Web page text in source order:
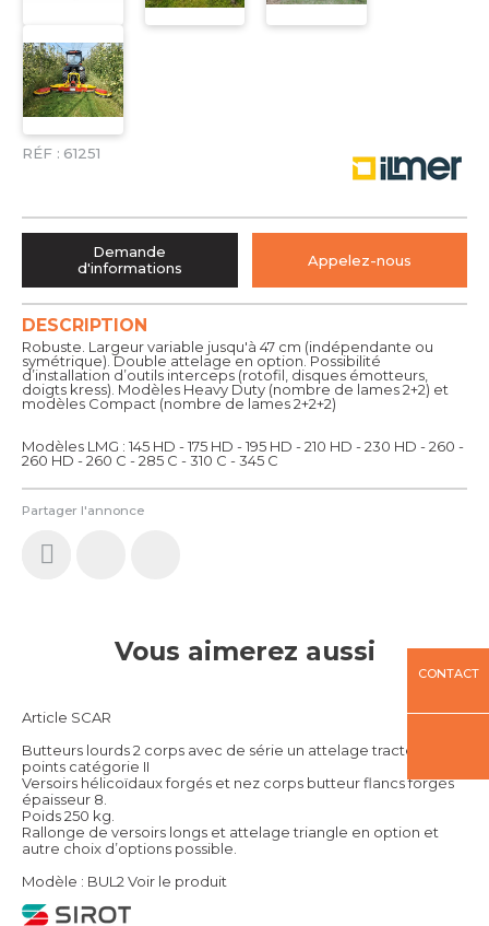
RÉF : 61251
Partager l'annonce
DESCRIPTION
Robuste. Largeur variable jusqu'à 47 cm (indépendante ou
symétrique). Double attelage en option. Possibilité
d’installation d’outils interceps (rotofil, disques émotteurs,
doigts kress). Modèles Heavy Duty (nombre de lames 2+2) et
modèles Compact (nombre de lames 2+2+2)
Modèles LMG : 145 HD - 175 HD - 195 HD - 210 HD - 230 HD - 260 -
260 HD - 260 C - 285 C - 310 C - 345 C
Demande
d'informations
Appelez-nous
Vous aimerez aussi
Article SCAR
Butteurs lourds 2 corps avec de série un attelage tracteur 3
points catégorie II
Versoirs hélicoïdaux forgés et nez corps butteur flancs forgés
épaisseur 8.
Poids 250 kg.
Rallonge de versoirs longs et attelage triangle en option et
autre choix d’options possible.
Modèle : BUL2 Voir le produit
CONTACT